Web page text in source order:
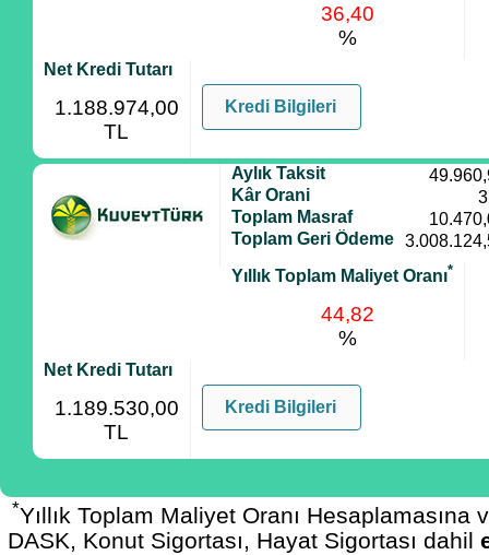
36,40
%
Net Kredi Tutarı
1.188.974,00
TL
Kredi Bilgileri
Aylık Taksit
Kâr Orani
Toplam Masraf
Toplam Geri Ödeme
Yıllık Toplam Maliyet Oranı*
44,82
%
Net Kredi Tutarı
1.189.530,00
TL
Kredi Bilgileri
*Yıllık Toplam Maliyet Oranı Hesaplamasına
DASK, Konut Sigortası, Hayat Sigortası dahil